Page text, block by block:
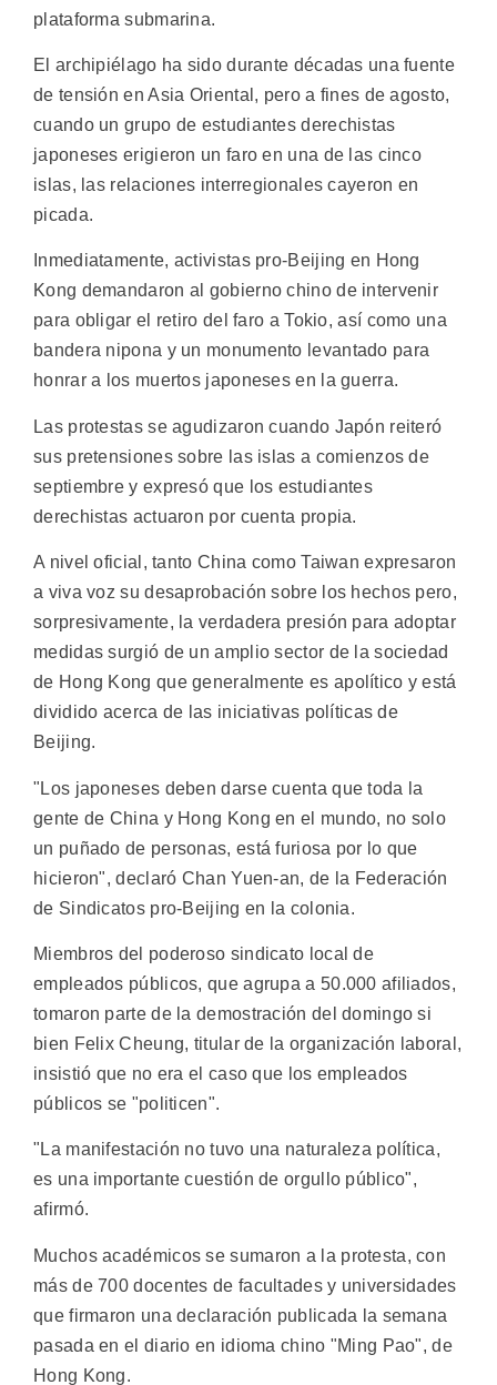
plataforma submarina.
El archipiélago ha sido durante décadas una fuente
de tensión en Asia Oriental, pero a fines de agosto,
cuando un grupo de estudiantes derechistas
japoneses erigieron un faro en una de las cinco
islas, las relaciones interregionales cayeron en
picada.
Inmediatamente, activistas pro-Beijing en Hong
Kong demandaron al gobierno chino de intervenir
para obligar el retiro del faro a Tokio, así como una
bandera nipona y un monumento levantado para
honrar a los muertos japoneses en la guerra.
Las protestas se agudizaron cuando Japón reiteró
sus pretensiones sobre las islas a comienzos de
septiembre y expresó que los estudiantes
derechistas actuaron por cuenta propia.
A nivel oficial, tanto China como Taiwan expresaron
a viva voz su desaprobación sobre los hechos pero,
sorpresivamente, la verdadera presión para adoptar
medidas surgió de un amplio sector de la sociedad
de Hong Kong que generalmente es apolítico y está
dividido acerca de las iniciativas políticas de
Beijing.
"Los japoneses deben darse cuenta que toda la
gente de China y Hong Kong en el mundo, no solo
un puñado de personas, está furiosa por lo que
hicieron", declaró Chan Yuen-an, de la Federación
de Sindicatos pro-Beijing en la colonia.
Miembros del poderoso sindicato local de
empleados públicos, que agrupa a 50.000 afiliados,
tomaron parte de la demostración del domingo si
bien Felix Cheung, titular de la organización laboral,
insistió que no era el caso que los empleados
públicos se "politicen".
"La manifestación no tuvo una naturaleza política,
es una importante cuestión de orgullo público",
afirmó.
Muchos académicos se sumaron a la protesta, con
más de 700 docentes de facultades y universidades
que firmaron una declaración publicada la semana
pasada en el diario en idioma chino "Ming Pao", de
Hong Kong.